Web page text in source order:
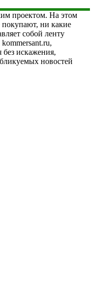
проектом. На этом
покупают, ни какие
собой ленту
искажения,
новостей